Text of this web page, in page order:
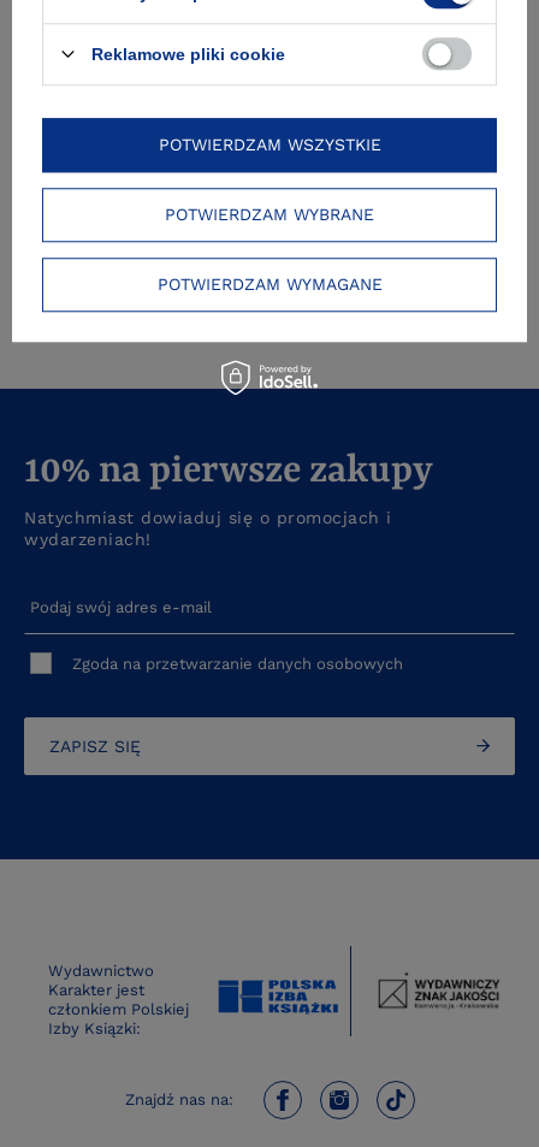
Jessica Zychowicz
Sztuka, feminizm i rewolucje w Ukrainie XXI
wieku
10% na pierwsze zakupy
Natychmiast dowiaduj się o promocjach i
wydarzeniach!
Podaj swój adres e-mail
Zgoda na przetwarzanie danych osobowych
ZAPISZ SIĘ
Wydawnictwo
Karakter jest
członkiem Polskiej
Izby Ksiązki:
Znajdź nas na:
Reklamowe pliki cookie
POTWIERDZAM WYBRANE
POTWIERDZAM WYMAGANE
POTWIERDZAM WSZYSTKIE